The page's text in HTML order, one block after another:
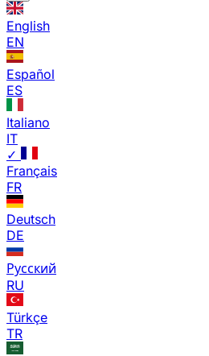
English
EN
Español
ES
Italiano
IT
✓
Français
FR
Deutsch
DE
Русский
RU
Türkçe
TR